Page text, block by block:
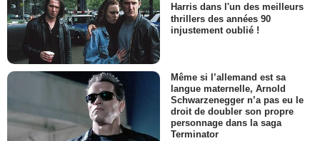
Harris dans l'un des meilleurs
thrillers des années 90
injustement oublié !
Même si l’allemand est sa
langue maternelle, Arnold
Schwarzenegger n’a pas eu le
droit de doubler son propre
personnage dans la saga
Terminator